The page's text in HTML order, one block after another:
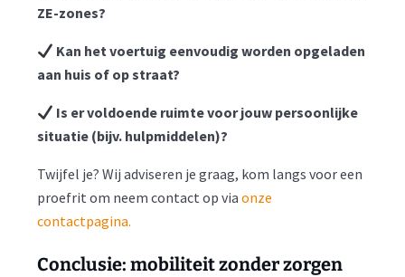
ZE-zones?
Kan het voertuig eenvoudig worden opgeladen
aan huis of op straat?
Is er voldoende ruimte voor jouw persoonlijke
situatie (bijv. hulpmiddelen)?
Twijfel je? Wij adviseren je graag, kom langs voor een
proefrit om neem contact op via onze
contactpagina.
Conclusie: mobiliteit zonder zorgen